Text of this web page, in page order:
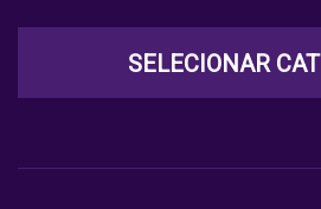
SELECIONAR